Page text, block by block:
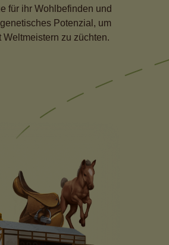
für ihr Wohlbefinden und
Potenzial, um
Weltmeistern zu züchten.